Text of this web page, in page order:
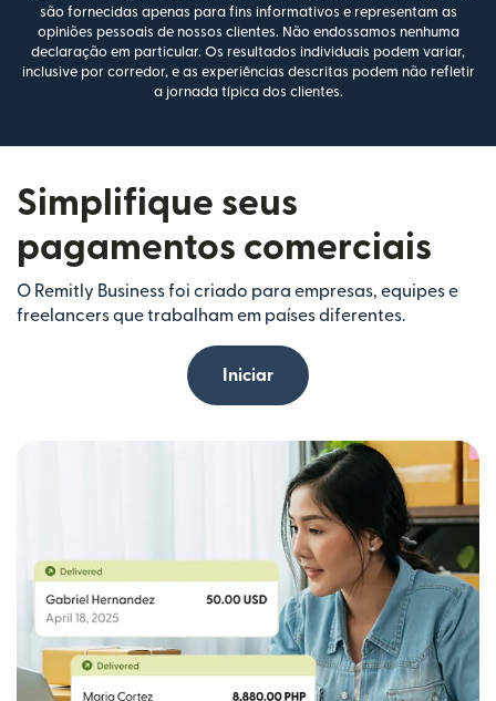
são fornecidas apenas para fins informativos e representam as
opiniões pessoais de nossos clientes. Não endossamos nenhuma
declaração em particular. Os resultados individuais podem variar,
inclusive por corredor, e as experiências descritas podem não refletir
a jornada típica dos clientes.
Simplifique seus
pagamentos comerciais
O Remitly Business foi criado para empresas, equipes e
freelancers que trabalham em países diferentes.
Iniciar